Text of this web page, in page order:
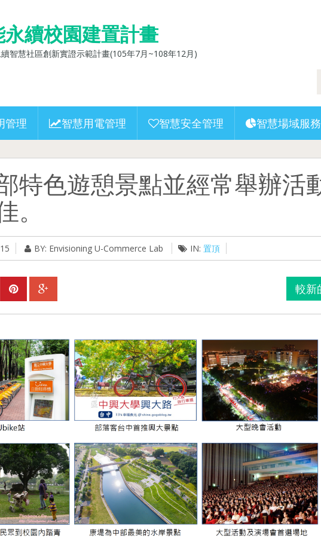
續校園建置計畫
智慧社區創新實證示範計畫(105年7月~108年12月)
管理 智慧用電管理 智慧安全管理 智慧場域服務
特色遊憩景點並經常舉辦活
BY: Envisioning U-Commerce Lab IN: 置頂
較新